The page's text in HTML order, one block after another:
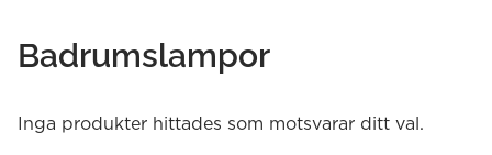
Badrumslampor
Inga produkter hittades som motsvarar ditt val.